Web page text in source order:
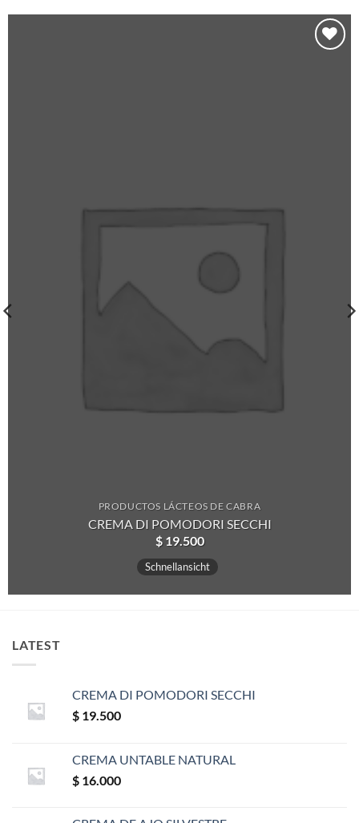
PRODUCTOS LÁCTEOS DE CABRA
CREMA DI POMODORI SECCHI
$19.500
Schnellansicht
LATEST
CREMA DI POMODORI SECCHI
$ 19.500
CREMA UNTABLE NATURAL
$ 16.000